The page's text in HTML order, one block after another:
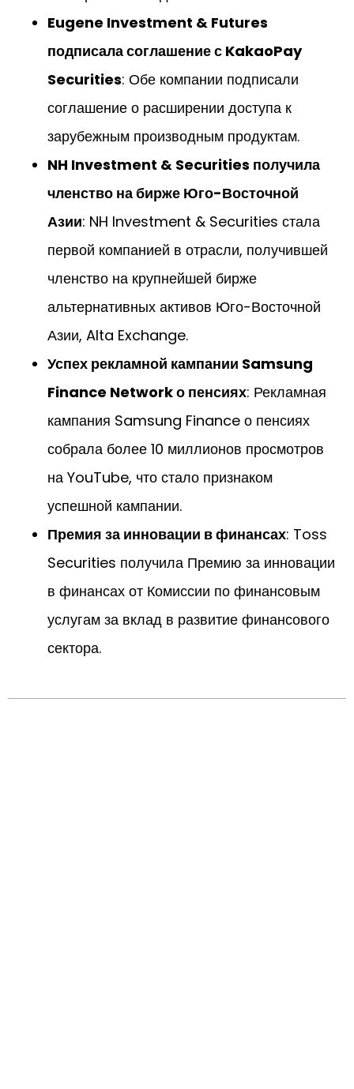
Eugene Investment & Futures
подписала соглашение с KakaoPay
Securities: Обе компании подписали
соглашение о расширении доступа к
зарубежным производным продуктам.
NH Investment & Securities получила
членство на бирже Юго-Восточной
Азии: NH Investment & Securities стала
первой компанией в отрасли, получившей
членство на крупнейшей бирже
альтернативных активов Юго-Восточной
Азии, Alta Exchange.
Успех рекламной кампании Samsung
Finance Network о пенсиях: Рекламная
кампания Samsung Finance о пенсиях
собрала более 10 миллионов просмотров
на YouTube, что стало признаком
успешной кампании.
Премия за инновации в финансах: Toss
Securities получила Премию за инновации
в финансах от Комиссии по финансовым
услугам за вклад в развитие финансового
сектора.